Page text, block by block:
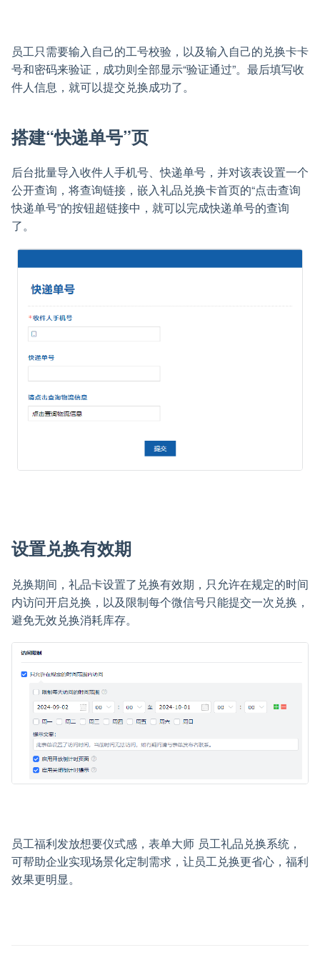
员工只需要输入自己的工号校验，以及输入自己的兑换卡卡
号和密码来验证，成功则全部显示“验证通过”。最后填写收
件人信息，就可以提交兑换成功了。
搭建“快递单号”页
后台批量导入收件人手机号、快递单号，并对该表设置一个
公开查询，将查询链接，嵌入礼品兑换卡首页的“点击查询
快递单号”的按钮超链接中，就可以完成快递单号的查询
了。
设置兑换有效期
兑换期间，礼品卡设置了兑换有效期，只允许在规定的时间
内访问开启兑换，以及限制每个微信号只能提交一次兑换，
避免无效兑换消耗库存。
员工福利发放想要仪式感，表单大师 员工礼品兑换系统，
可帮助企业实现场景化定制需求，让员工兑换更省心，福利
效果更明显。